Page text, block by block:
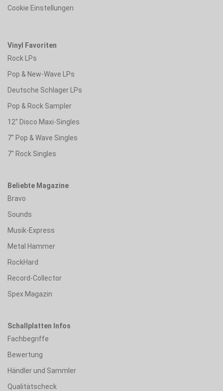
Cookie Einstellungen
Vinyl Favoriten
Rock LPs
Pop & New-Wave LPs
Deutsche Schlager LPs
Pop & Rock Sampler
12" Disco Maxi-Singles
7" Pop & Wave Singles
7" Rock Singles
Beliebte Magazine
Bravo
Sounds
Musik-Express
Metal Hammer
RockHard
Record-Collector
Spex Magazin
Schallplatten Infos
Fachbegriffe
Bewertung
Händler und Sammler
Qualitätscheck